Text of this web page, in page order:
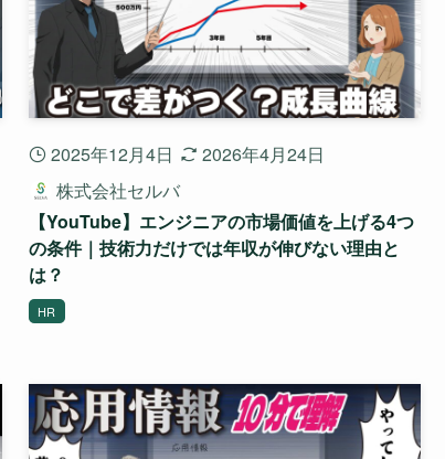
2025年12月4日
2026年4月24日
株式会社セルバ
【YouTube】エンジニアの市場価値を上げる4つ
の条件｜技術力だけでは年収が伸びない理由と
は？
HR